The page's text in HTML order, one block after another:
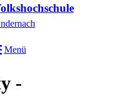
Menü
-